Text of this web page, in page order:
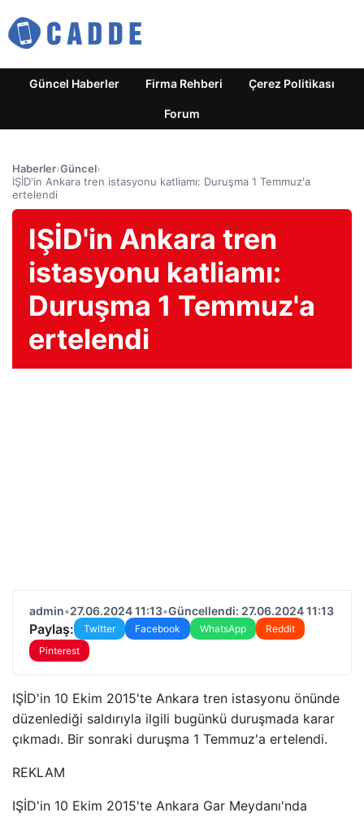
Güncel Haberler Firma Rehberi Çerez Politikası
Forum
Haberler›Güncel›
IŞİD'in Ankara tren istasyonu katliamı: Duruşma 1 Temmuz'a
ertelendi
IŞİD'in Ankara tren
istasyonu katliamı:
Duruşma 1 Temmuz'a
ertelendi
admin•27.06.2024 11:13•Güncellendi: 27.06.2024 11:13
Paylaş: Twitter Facebook WhatsApp
Reddit
Pinterest
IŞİD'in 10 Ekim 2015'te Ankara tren istasyonu önünde
düzenlediği saldırıyla ilgili bugünkü duruşmada karar
çıkmadı. Bir sonraki duruşma 1 Temmuz'a ertelendi.
REKLAM
IŞİD'in 10 Ekim 2015'te Ankara Gar Meydanı'nda